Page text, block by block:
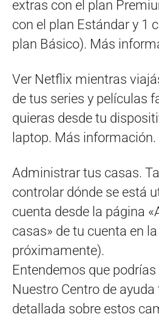
extras con el plan
con el plan Estándar y 1
plan Básico). Más
Ver Netflix mientras
de tus series y películas
quieras desde tu
laptop. Más información.
Administrar tus casas.
controlar dónde se está
cuenta desde la página
casas» de tu cuenta en
próximamente).
Entendemos que
Nuestro Centro de
detallada sobre estos